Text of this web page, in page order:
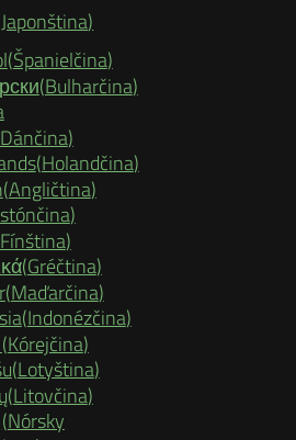
Japonština)
(Španielčina)
(Bulharčina)
Dánčina)
(Holandčina)
(Angličtina)
)
Fínština)
(Gréčtina)
(Maďarčina)
(Indonézčina)
(Kórejčina)
(Lotyština)
(Litovčina)
(Nórsky